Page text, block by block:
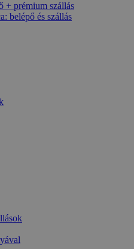
+ prémium szállás
belépő és szállás